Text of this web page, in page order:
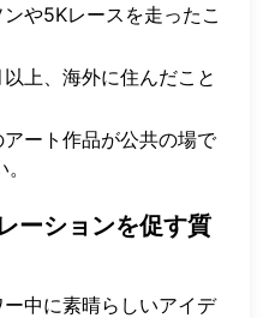
や5Kレースを走ったこ
上、海外に住んだこと
ート作品が公共の場で
ーションを促す質
中に素晴らしいアイデ